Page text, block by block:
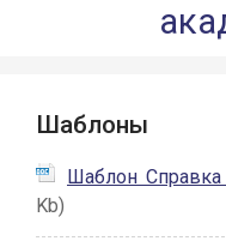
Шаблоны
Шаблон Справка
Kb)